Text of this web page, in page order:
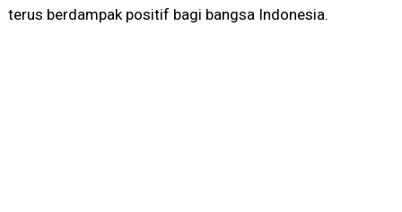
terus berdampak positif bagi bangsa Indonesia.